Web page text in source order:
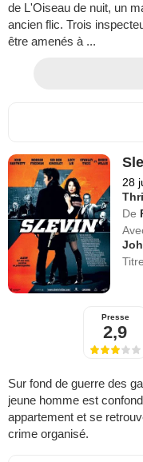
de L'Oiseau de nuit, un
ancien flic. Trois
être amenés à ...
28
De
Presse
2,9
Sur fond de guerre des
jeune homme est
appartement et se
crime organisé.